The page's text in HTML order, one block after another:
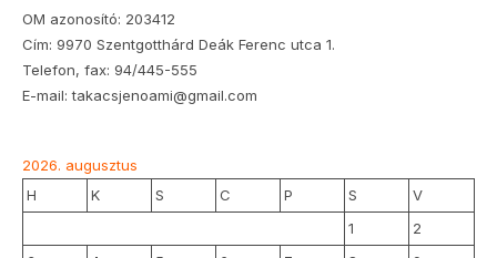
OM azonosító: 203412
Cím: 9970 Szentgotthárd Deák Ferenc utca 1.
Telefon, fax: 94/445-555
E-mail: takacsjenoami@gmail.com
2026. augusztus
H
K S C P S
V
1
2